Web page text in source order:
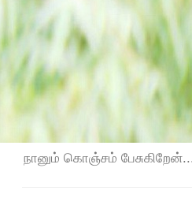
நானும் கொஞ்சம்